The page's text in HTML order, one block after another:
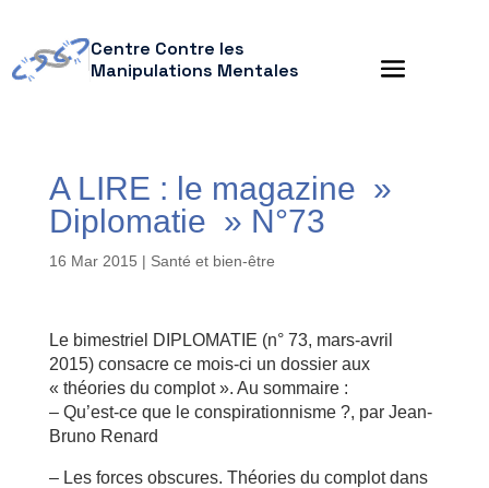
Centre Contre les
Manipulations Mentales
A LIRE : le magazine »
Diplomatie » N°73
16 Mar 2015 | Santé et bien-être
Le bimestriel DIPLOMATIE (n° 73, mars-avril
2015) consacre ce mois-ci un dossier aux
« théories du complot ». Au sommaire :
– Qu’est-ce que le conspirationnisme ?, par Jean-
Bruno Renard
– Les forces obscures. Théories du complot dans